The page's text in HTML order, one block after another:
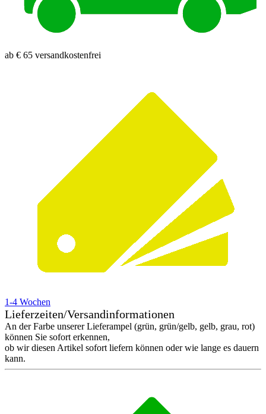
ab € 65 versandkostenfrei
1-4 Wochen
Lieferzeiten/Versandinformationen
An der Farbe unserer Lieferampel (grün, grün/gelb, gelb, grau, rot)
können Sie sofort erkennen,
ob wir diesen Artikel sofort liefern können oder wie lange es dauern
kann.